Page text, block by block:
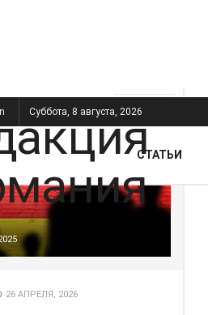
26 АПРЕЛЯ, 2026
Суббота, 8 августа, 2026
СТАТЬИ